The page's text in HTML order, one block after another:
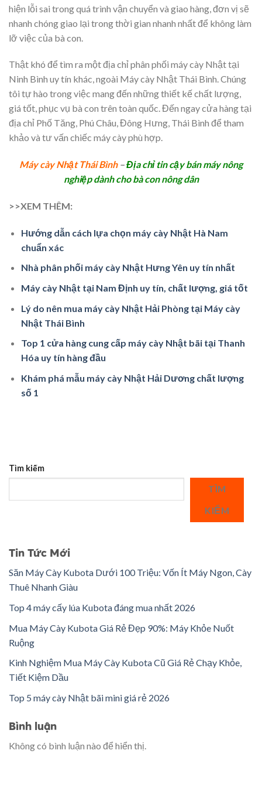
hiện lỗi sai trong quá trình vận chuyển và giao hàng, đơn vị sẽ
nhanh chóng giao lại trong thời gian nhanh nhất để không làm
lỡ việc của bà con.
Thật khó để tìm ra một địa chỉ phân phối máy cày Nhật tại
Ninh Bình uy tín khác, ngoài Máy cày Nhật Thái Bình. Chúng
tôi tự hào trong việc mang đến những thiết kế chất lượng,
giá tốt, phục vụ bà con trên toàn quốc. Đến ngay cửa hàng tại
địa chỉ Phố Tăng, Phú Châu, Đông Hưng, Thái Bình để tham
khảo và tư vấn chiếc máy cày phù hợp.
Máy cày Nhật Thái Bình–Địa chỉ tin cậy bán máy nông
nghiệp dành cho bà con nông dân
>>XEM THÊM:
Hướng dẫn cách lựa chọn máy cày Nhật Hà Nam
chuẩn xác
Nhà phân phối máy cày Nhật Hưng Yên uy tín nhất
Máy cày Nhật tại Nam Định uy tín, chất lượng, giá tốt
Lý do nên mua máy cày Nhật Hải Phòng tại Máy cày
Nhật Thái Bình
Top 1 cửa hàng cung cấp máy cày Nhật bãi tại Thanh
Hóa uy tín hàng đầu
Khám phá mẫu máy cày Nhật Hải Dương chất lượng
số 1
Tìm kiếm
TÌM
KIẾM
Tin Tức Mới
Săn Máy Cày Kubota Dưới 100 Triệu: Vốn Ít Máy Ngon, Cày
Thuê Nhanh Giàu
Top 4 máy cấy lúa Kubota đáng mua nhất 2026
Mua Máy Cày Kubota Giá Rẻ Đẹp 90%: Máy Khỏe Nuốt
Ruộng
Kinh Nghiệm Mua Máy Cày Kubota Cũ Giá Rẻ Chạy Khỏe,
Tiết Kiệm Dầu
Top 5 máy cày Nhật bãi mini giá rẻ 2026
Bình luận
Không có bình luận nào để hiển thị.